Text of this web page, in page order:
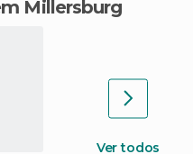
Millersburg
Ver todos